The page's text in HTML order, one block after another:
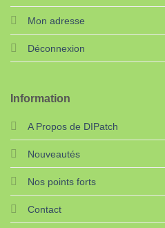
Mon adresse
Déconnexion
Information
A Propos de DIPatch
Nouveautés
Nos points forts
Contact